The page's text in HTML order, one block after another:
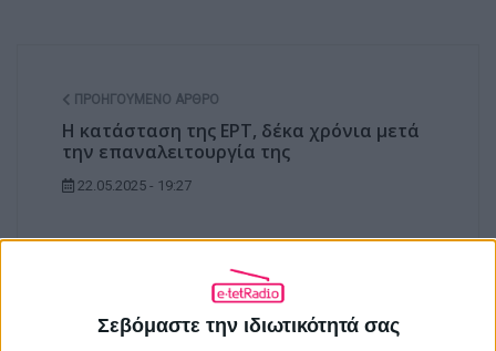
Σεβόμαστε την ιδιωτικότητά σας
ΠΡΟΗΓΟΎΜΕΝΟ ΆΡΘΡΟ
Η κατάσταση της ΕΡΤ, δέκα χρόνια μετά
την επαναλειτουργία της
22.05.2025 - 19:27
Ένα ραδιοφωνικό ντοκιμαντέρ για τον